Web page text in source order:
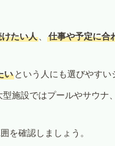
たい人 、 仕事や予定に合
い という人にも選びやすい
施設ではプールやサウナ
を確認しましょう。